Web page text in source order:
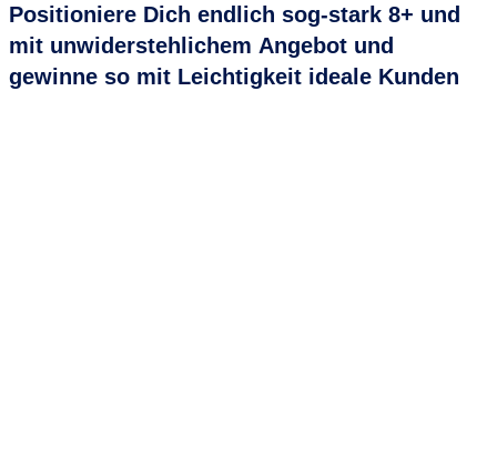
Positioniere Dich endlich sog-stark 8+ und
mit unwiderstehlichem Angebot und
gewinne so mit Leichtigkeit ideale Kunden